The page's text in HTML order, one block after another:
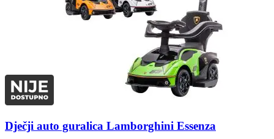
Dječji auto guralica Lamborghini Essenza